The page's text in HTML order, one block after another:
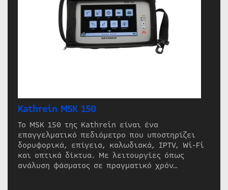
Kathrein MSK 150
Το MSK 150 της Kathrein είναι ένα
επαγγελματικό πεδιόμετρο που υποστηρίζει
δορυφορικά, επίγεια, καλωδιακά, IPTV, Wi-Fi
και οπτικά δίκτυα. Με λειτουργίες όπως
ανάλυση φάσματος σε πραγματικό χρόν…